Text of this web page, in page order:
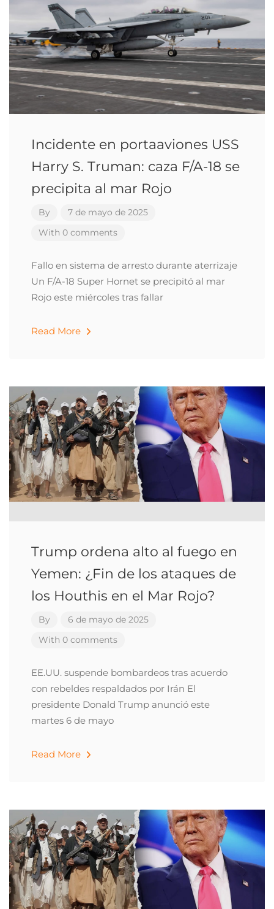
Incidente en portaaviones USS
Harry S. Truman: caza F/A-18 se
precipita al mar Rojo
By
7 de mayo de 2025
With 0 comments
Fallo en sistema de arresto durante aterrizaje
Un F/A-18 Super Hornet se precipitó al mar
Rojo este miércoles tras fallar
Read More
Trump ordena alto al fuego en
Yemen: ¿Fin de los ataques de
los Houthis en el Mar Rojo?
By
6 de mayo de 2025
With 0 comments
EE.UU. suspende bombardeos tras acuerdo
con rebeldes respaldados por Irán El
presidente Donald Trump anunció este
martes 6 de mayo
Read More